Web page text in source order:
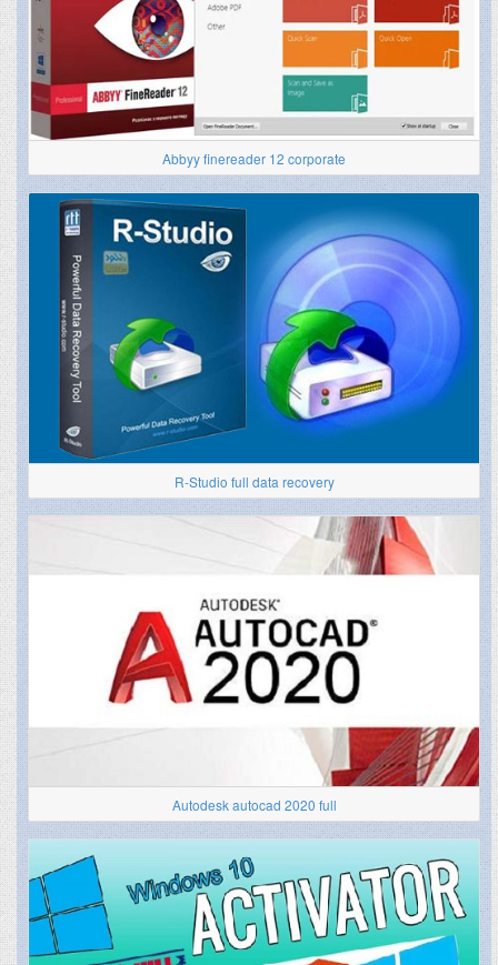
Abbyy finereader 12 corporate
R-Studio full data recovery
Autodesk autocad 2020 full